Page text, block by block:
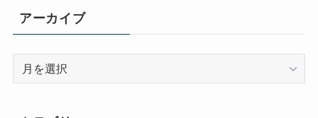
アーカイブ